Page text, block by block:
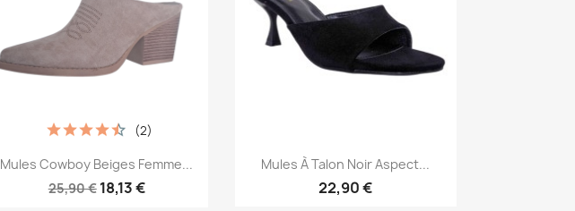
Aperçu rapide
Mules Cowboy Beiges Femme...
25,90 € 18,13 €
(2)
Aperçu rapide
Mules À Talon Noir Aspect...
22,90 €